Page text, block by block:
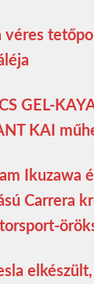
véres
GEL-
KAI
Ikuzawa
Carrera